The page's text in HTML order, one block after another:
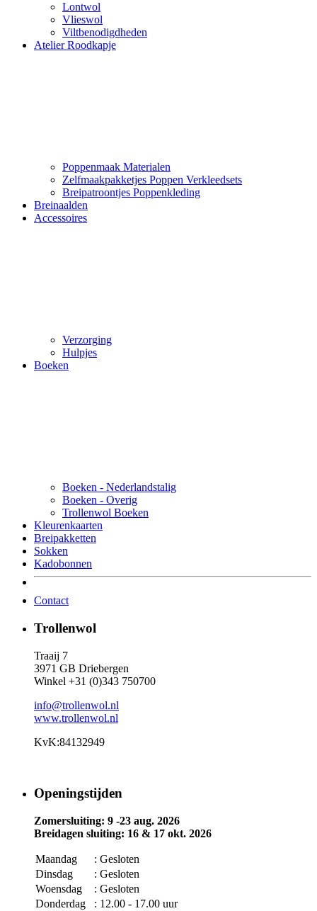
Lontwol
Vlieswol
Viltbenodigdheden
Atelier Roodkapje
Poppenmaak Materialen
Zelfmaakpakketjes Poppen Verkleedsets
Breipatroontjes Poppenkleding
Breinaalden
Accessoires
Verzorging
Hulpjes
Boeken
Boeken - Nederlandstalig
Boeken - Overig
Trollenwol Boeken
Kleurenkaarten
Breipakketten
Sokken
Kadobonnen
Contact
Trollenwol
Traaij 7
3971 GB Driebergen
Winkel +31 (0)343 750700
info@trollenwol.nl
www.trollenwol.nl
KvK:84132949
Openingstijden
Zomersluiting: 9 -23 aug. 2026
Breidagen sluiting: 16 & 17 okt. 2026
Maandag
: Gesloten
Dinsdag
: Gesloten
Woensdag
: Gesloten
Donderdag
: 12.00 - 17.00 uur